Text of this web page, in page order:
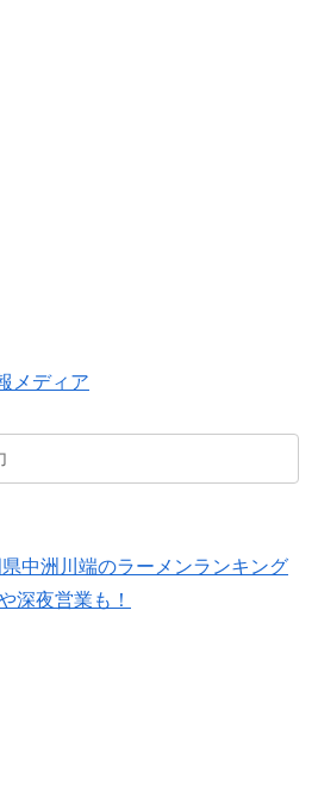
中洲川端のラーメンランキング
深夜営業も！